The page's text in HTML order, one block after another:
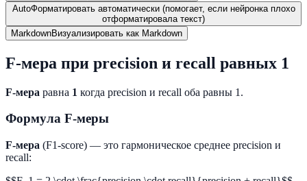
AutoФорматировать автоматически (помогает, если нейронка плохо
отформатировала текст)
MarkdownВизуализировать как Markdown
F-мера при precision и recall равных 1
F-мера равна 1 когда precision и recall оба равны 1.
Формула F-меры
F-мера (F1-score) — это гармоническое среднее precision и
recall: